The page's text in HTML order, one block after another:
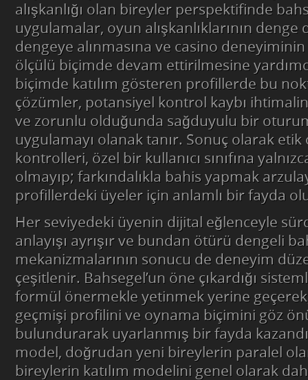
alışkanlığı olan bireyler perspektifinde
uygulamalar, oyun alışkanlıklarının denge
dengeye alınmasına ve casino
ölçülü biçimde devam ettirilmesine
biçimde katılım gösteren profillerde bu
çözümler, potansiyel kontrol kaybı
ve zorunlu olduğunda sağduyulu bir
uygulamayı olanak tanır. Sonuç olarak etik
kontrolleri, özel bir kullanıcı sınıfına
olmayıp; farkındalıkla bahis yapmak
profillerdeki üyeler için anlamlı bir fayda
Her seviyedeki üyenin dijital eğlenceyle
anlayışı ayrışır ve bundan ötürü dengeli
mekanizmalarının sonucu de deneyim
çeşitlenir. Bahsegel’un öne çıkardığı
formül önermekle yetinmek yerine
geçmişi profilini ve oynama biçimini göz
bulundurarak uyarlanmış bir fayda
model, doğrudan yeni bireylerin paralel
bireylerin katılım modelini genel olarak